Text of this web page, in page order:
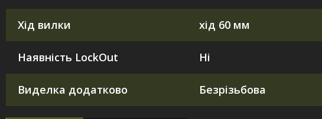
Хід вилки хід 60 мм
Наявність LockOut Ні
Виделка додатково Безрізьбова